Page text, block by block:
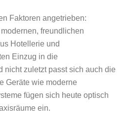
Faktoren angetrieben:
freundlichen
Hotellerie und
Einzug in die
nicht zuletzt passt sich auch die
Geräte wie moderne
fügen sich heute optisch
ein.